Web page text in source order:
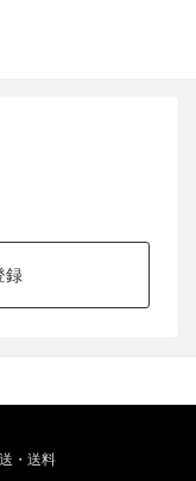
録
・送料